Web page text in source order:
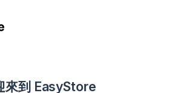
來到 EasyStore